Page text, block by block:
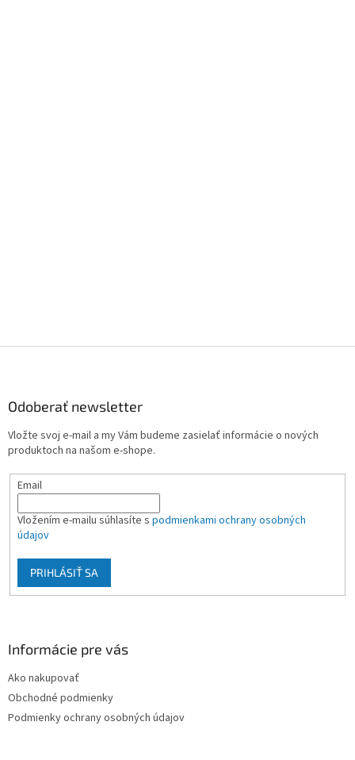
Odoberať newsletter
Vložte svoj e-mail a my Vám budeme zasielať informácie o nových
produktoch na našom e-shope.
Email
Vložením e-mailu súhlasíte s podmienkami ochrany osobných
údajov
PRIHLÁSIŤ SA
Informácie pre vás
Ako nakupovať
Obchodné podmienky
Podmienky ochrany osobných údajov